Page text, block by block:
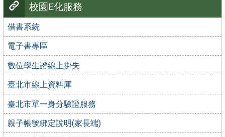
校園E化服務
借書系統
電子書專區
數位學生證線上掛失
臺北市線上資料庫
臺北市單一身分驗證服務
親子帳號綁定說明(家長端)